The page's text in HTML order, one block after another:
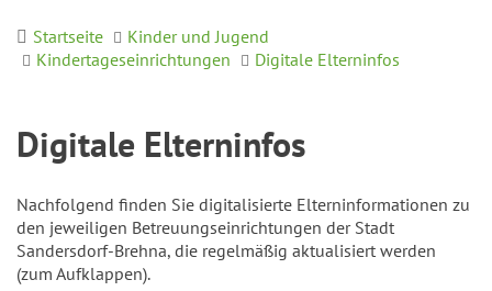
Startseite
Kinder und Jugend
Kindertageseinrichtungen
Digitale Elterninfos
Digitale Elterninfos
Nachfolgend finden Sie digitalisierte Elterninformationen zu
den jeweiligen Betreuungseinrichtungen der Stadt
Sandersdorf-Brehna, die regelmäßig aktualisiert werden
(zum Aufklappen).